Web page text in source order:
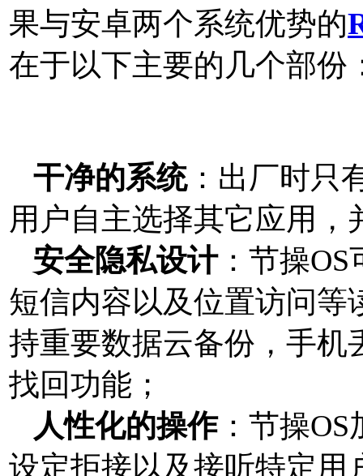
果与安卓两个系统优势的
在于以下主要的几个部份
干净的系统：出厂时只
用户自主选择其它应用
安全隐私设计：节操OS
短信内容以及位置访问等
持重要数据云备份，手机
找回功能；
人性化的操作：节操OS
设定拒接以及接听特定用